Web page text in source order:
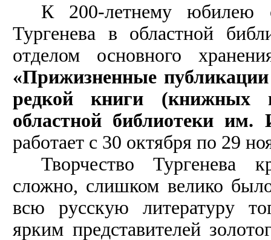
К 200-летнему
Тургенева в областной
отделом основного
«Прижизненные
редкой книги (книжных
областной библиотеки
работает с 30 октября по 29
Творчество Тургенева
сложно, слишком велико
всю русскую литературу
ярким представителей